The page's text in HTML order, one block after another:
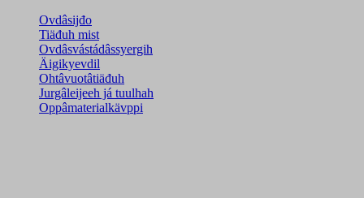
Ovdâsijđo
Tiäđuh mist
Ovdâsvástádâssyergih
Äigikyevdil
Ohtâvuotâtiäđuh
Jurgâleijeeh já tuulhah
Oppâmaterialkävppi